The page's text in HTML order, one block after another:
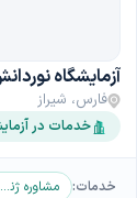
آزمایشگاه
فارس، شیراز
خدمات در
خدمات: مشاوره ژنتیک بارداری